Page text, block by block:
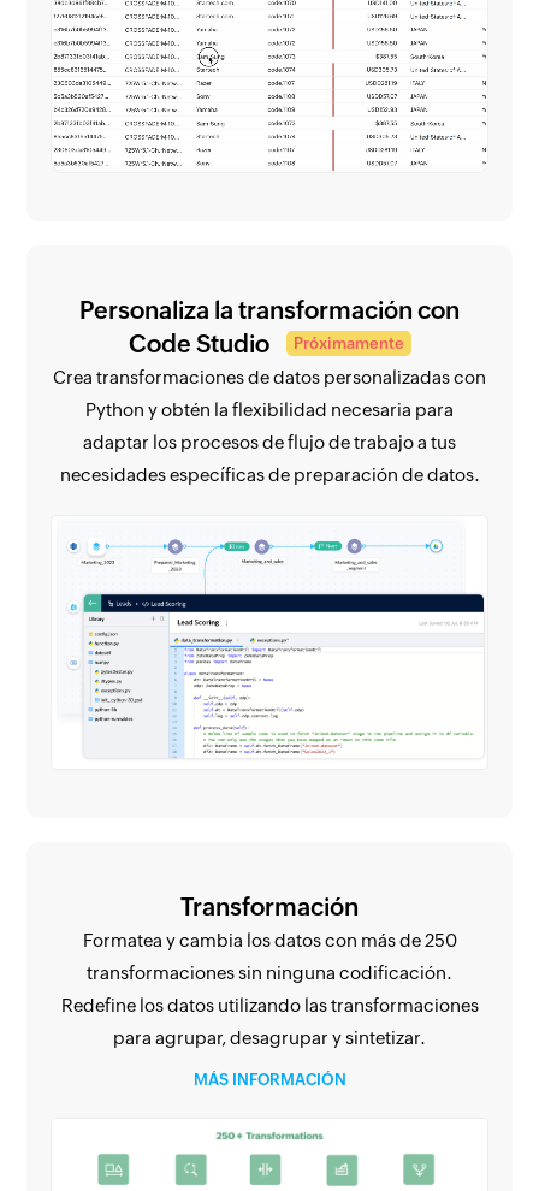
Personaliza la transformación con
Code Studio
Próximamente
Crea transformaciones de datos personalizadas con
Python y obtén la flexibilidad necesaria para
adaptar los procesos de flujo de trabajo a tus
necesidades específicas de preparación de datos.
Transformación
Formatea y cambia los datos con más de 250
transformaciones sin ninguna codificación.
Redefine los datos utilizando las transformaciones
para agrupar, desagrupar y sintetizar.
MÁS INFORMACIÓN